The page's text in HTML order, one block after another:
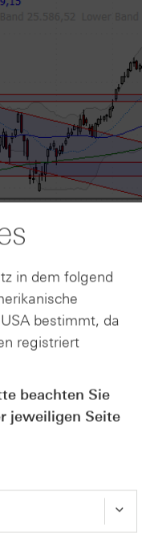
in dem folgend
bestimmt, da
registriert
beachten Sie
jeweiligen Seite